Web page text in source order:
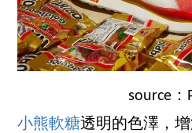
source：
小熊軟糖透明的色澤，